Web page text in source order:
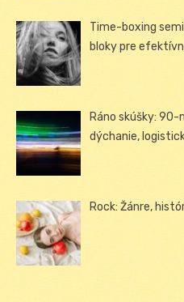
Time-boxing
bloky pre
Ráno skúšky:
dýchanie,
Rock: Žánre,